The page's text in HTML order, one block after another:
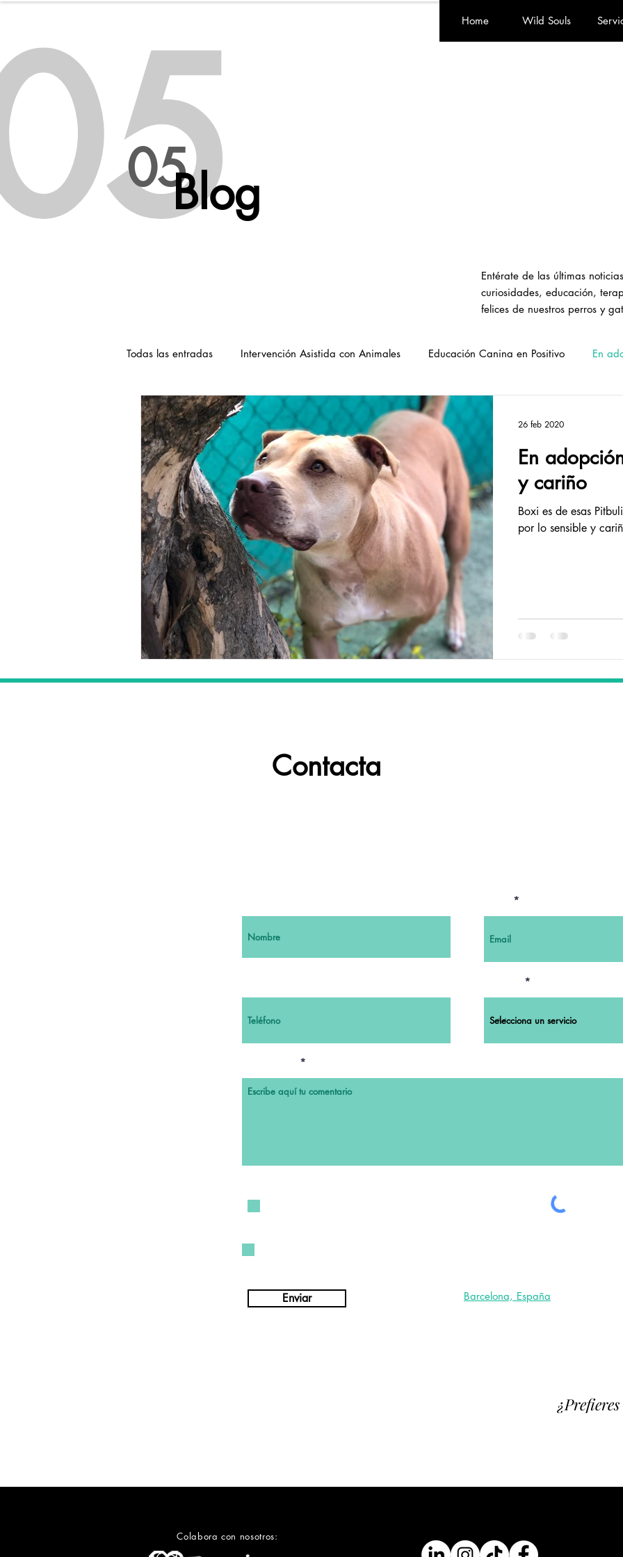
Home Wild Souls
05Blog
Entérate de las últimas
curiosidades, educación,
felices de nuestros perros y
Todas las entradas Intervención Asistida con Animales Educación Canina en Positivo En
Bienestar Animal Equipo Adoptados Adoptados VSO
Formaciones Duelo animal
En
y cariño
Boxi es de esas
26 feb 2020
06
Contacta
Enviar Barcelona, España
Colabora con nosotros: